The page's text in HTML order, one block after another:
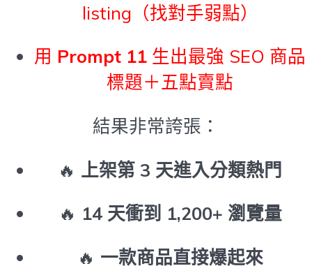
listing（找對手弱點）
用 Prompt 11 生出最強 SEO 商品
標題＋五點賣點
結果非常誇張：
🔥 上架第 3 天進入分類熱門
🔥 14 天衝到 1,200+ 瀏覽量
🔥 一款商品直接爆起來